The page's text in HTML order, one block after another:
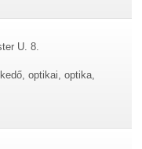
U. 8.
optikai, optika,